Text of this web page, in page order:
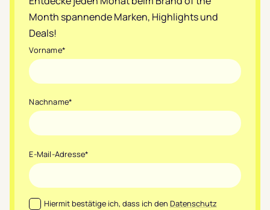
Month spannende Marken, Highlights und
Deals!
Vorname*
Nachname*
E-Mail-Adresse*
Datenschutz*
Hiermit bestätige ich, dass ich den Datenschutz